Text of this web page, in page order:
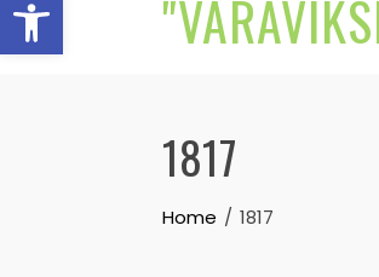
1817
Home 1817